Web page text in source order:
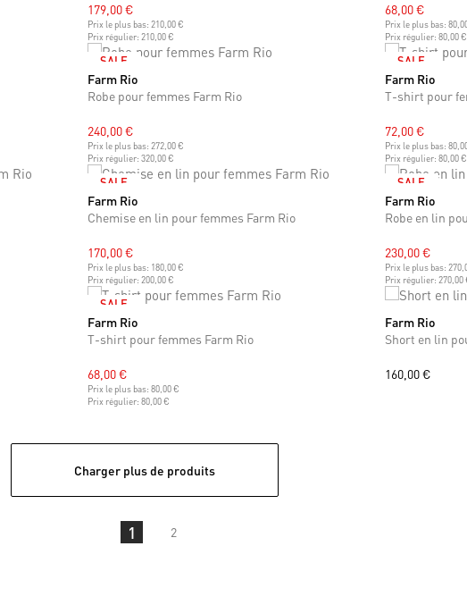
179,00 €
Prix le plus bas: 210,00 €
Prix régulier: 210,00 €
68,00 €
Prix le plus bas:
Prix régulier: 80,00 €
SALE
XS S M
Farm Rio
Robe pour femmes Farm Rio
240,00 €
Prix le plus bas: 272,00 €
Prix régulier: 320,00 €
SALE
XS S M
Farm Rio
T-shirt pour
72,00 €
Prix le plus bas:
Prix régulier: 80,00 €
SALE
XS S M
Farm Rio
Chemise en lin pour femmes Farm Rio
170,00 €
Prix le plus bas: 180,00 €
Prix régulier: 200,00 €
SALE
XS S M
Farm Rio
Robe en lin
230,00 €
Prix le plus bas:
Prix régulier: 270,00
SALE
XS S M
Farm Rio
T-shirt pour femmes Farm Rio
68,00 €
Prix le plus bas: 80,00 €
Prix régulier: 80,00 €
XS S
Farm Rio
Short en lin
160,00 €
Charger plus de produits
1 2